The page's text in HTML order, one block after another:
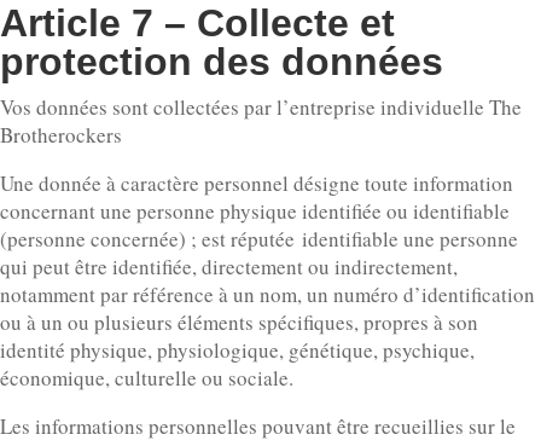
Article 7 – Collecte et
protection des données
Vos données sont collectées par l’entreprise individuelle The
Brotherockers
Une donnée à caractère personnel désigne toute information
concernant une personne physique identifiée ou identifiable
(personne concernée) ; est réputée identifiable une personne
qui peut être identifiée, directement ou indirectement,
notamment par référence à un nom, un numéro d’identification
ou à un ou plusieurs éléments spécifiques, propres à son
identité physique, physiologique, génétique, psychique,
économique, culturelle ou sociale.
Les informations personnelles pouvant être recueillies sur le